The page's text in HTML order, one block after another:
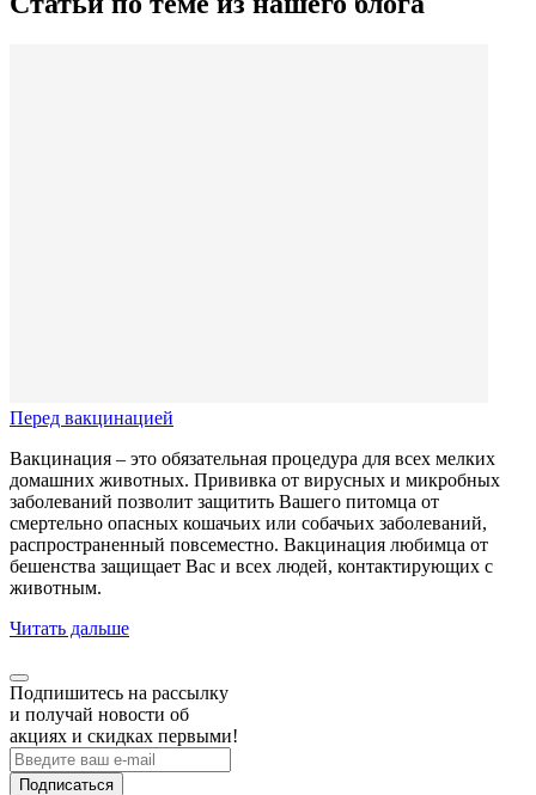
Перед вакцинацией
Вакцинация – это обязательная процедура для всех мелких
домашних животных. Прививка от вирусных и микробных
заболеваний позволит защитить Вашего питомца от
смертельно опасных кошачьих или собачьих заболеваний,
распространенный повсеместно. Вакцинация любимца от
бешенства защищает Вас и всех людей, контактирующих с
животным.
Читать дальше
Подпишитесь на рассылку
и получай новости об
акциях и скидках первыми!
Подписаться